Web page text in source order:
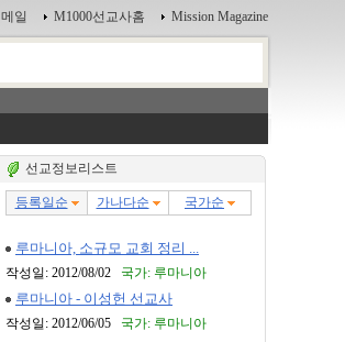
메일 M1000선교사홈 Mission Magazine
선교정보리스트